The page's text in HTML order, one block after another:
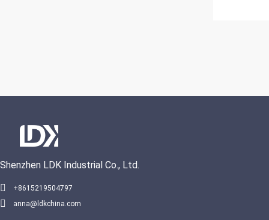
Shenzhen LDK Industrial Co., Ltd.
+8615219504797
anna@ldkchina.com